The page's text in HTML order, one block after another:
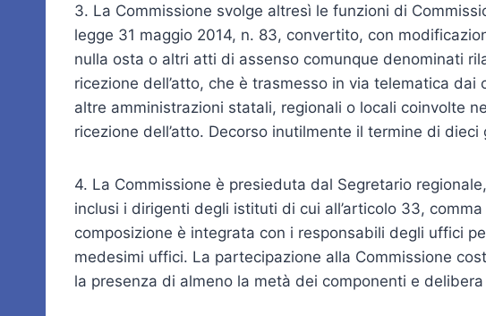
3. La Commissione svolge altresì le funzioni di
legge 31 maggio 2014, n. 83, convertito, con
nulla osta o altri atti di assenso comunque denominati
ricezione dell’atto, che è trasmesso in via telematica
altre amministrazioni statali, regionali o locali coinvolte
ricezione dell’atto. Decorso inutilmente il termine di
4. La Commissione è presieduta dal Segretario
inclusi i dirigenti degli istituti di cui all’articolo 33,
composizione è integrata con i responsabili degli uffici
medesimi uffici. La partecipazione alla Commissione
la presenza di almeno la metà dei componenti e